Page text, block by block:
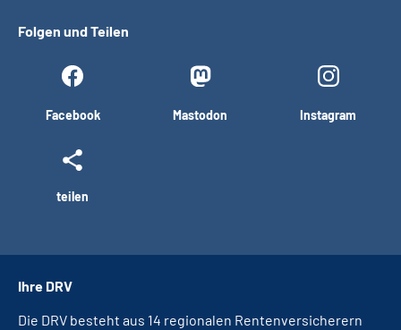
Folgen und Teilen
Facebook Mastodon Instagram
teilen
Ihre DRV
Die DRV besteht aus 14 regionalen Rentenversicherern